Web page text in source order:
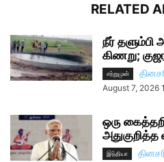
RELATED
நீர் தளும்பி
கிணறு;
சற்றுமுன்
August 7, 2026
ஒரு
இந்தியா